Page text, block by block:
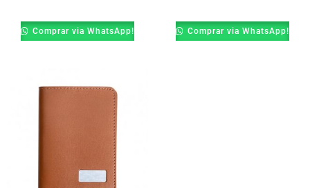
Comprar via WhatsApp! Comprar via WhatsApp!